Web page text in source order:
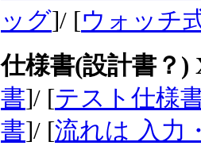
ッグ]/ [ウォッチ
仕様書(設計書？)
書]/ [テスト仕様
書]/ [流れは 入力